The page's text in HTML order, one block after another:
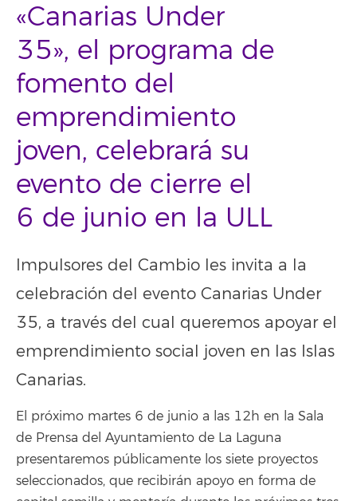
«Canarias Under
35», el programa de
fomento del
emprendimiento
joven, celebrará su
evento de cierre el
6 de junio en la ULL
Impulsores del Cambio les invita a la
celebración del evento Canarias Under
35, a través del cual queremos apoyar el
emprendimiento social joven en las Islas
Canarias.
El próximo martes 6 de junio a las 12h en la Sala
de Prensa del Ayuntamiento de La Laguna
presentaremos públicamente los siete proyectos
seleccionados, que recibirán apoyo en forma de